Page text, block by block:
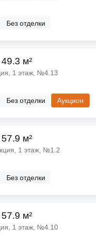
Без отделки
м²
1 этаж, №4.13
Без отделки Аукцион
м²
1 этаж, №1.2
Без отделки
м²
1 этаж, №4.10